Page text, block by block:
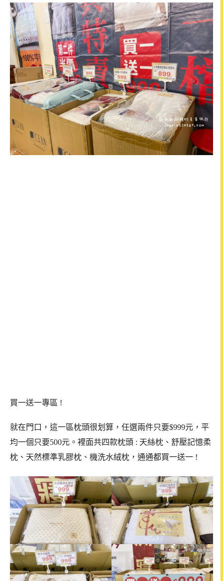
買一送一專區 !
就在門口，這一區枕頭很划算，任選兩件只要$999元，平
均一個只要500元。 裡面共四款枕頭 : 天絲枕、舒壓記憶柔
枕、天然標準乳膠枕、機洗水絨枕，通通都買一送一 !